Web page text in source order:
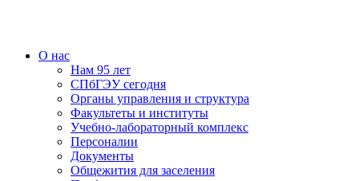
О нас
Нам 95 лет
СПбГЭУ сегодня
Органы управления и структура
Факультеты и институты
Учебно-лабораторный комплекс
Персоналии
Документы
Общежития для заселения